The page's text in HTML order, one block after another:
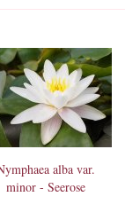
alba var.
minor - Seerose